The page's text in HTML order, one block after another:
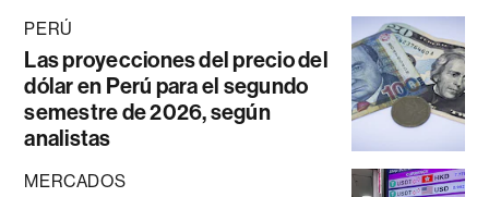
PERÚ
Las proyecciones del precio del
dólar en Perú para el segundo
semestre de 2026, según
analistas
MERCADOS